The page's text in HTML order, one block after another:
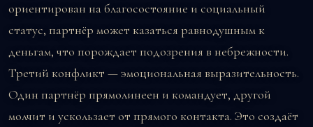
ориентирован на благосостояние и социальный
статус, партнёр может казаться равнодушным к
деньгам, что порождает подозрения в небрежности.
Третий конфликт — эмоциональная выразительность.
Один партнёр прямолинеен и командует, другой
молчит и ускользает от прямого контакта. Это создаёт